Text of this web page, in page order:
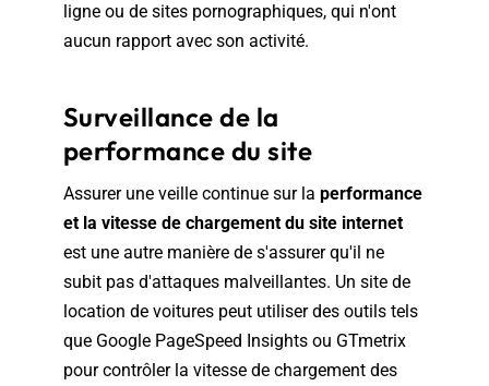
ligne ou de sites pornographiques, qui n'ont
aucun rapport avec son activité.
Surveillance de la
performance du site
Assurer une veille continue sur la performance
et la vitesse de chargement du site internet
est une autre manière de s'assurer qu'il ne
subit pas d'attaques malveillantes. Un site de
location de voitures peut utiliser des outils tels
que Google PageSpeed Insights ou GTmetrix
pour contrôler la vitesse de chargement des